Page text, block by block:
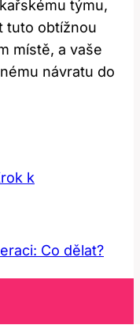
týmu,
tuto obtížnou
⁢místě, a vaše
návratu do
k
Co dělat?